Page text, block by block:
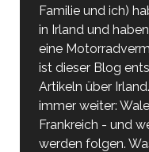
Familie und ich)
in Irland und
eine
ist dieser Blog
Artikeln über
immer weiter:
Frankreich - und
werden folgen.